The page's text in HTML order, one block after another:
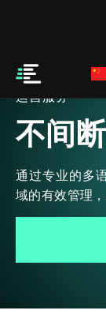
运营服务
不间
通过专业的多
域的有效管理